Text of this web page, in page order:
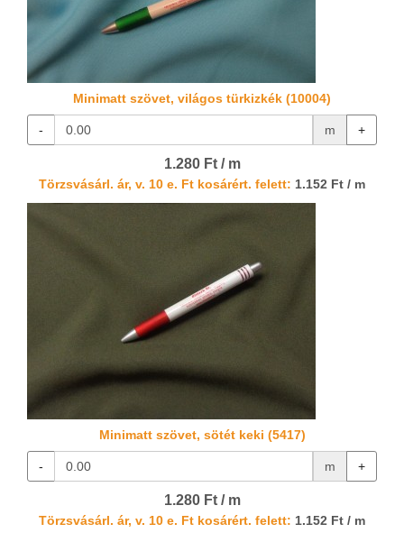
Minimatt szövet, világos türkizkék (10004)
- m +
1.280 Ft / m
Törzsvásárl. ár, v. 10 e. Ft kosárért. felett: 1.152 Ft / m
Minimatt szövet, sötét keki (5417)
- m +
1.280 Ft / m
Törzsvásárl. ár, v. 10 e. Ft kosárért. felett: 1.152 Ft / m